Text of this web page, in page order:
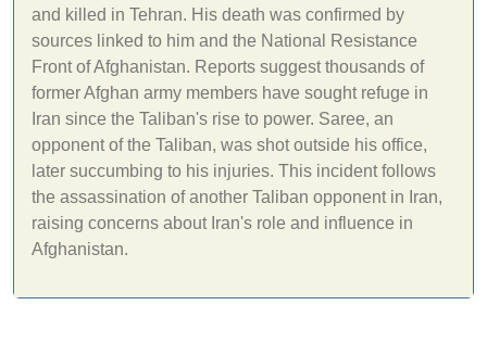
and killed in Tehran. His death was confirmed by
sources linked to him and the National Resistance
Front of Afghanistan. Reports suggest thousands of
former Afghan army members have sought refuge in
Iran since the Taliban's rise to power. Saree, an
opponent of the Taliban, was shot outside his office,
later succumbing to his injuries. This incident follows
the assassination of another Taliban opponent in Iran,
raising concerns about Iran's role and influence in
Afghanistan.